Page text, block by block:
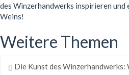
des Winzerhandwerks inspirieren und
Weins!
Weitere Themen
Die Kunst des Winzerhandwerks: